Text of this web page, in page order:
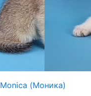
Monica (Моника)